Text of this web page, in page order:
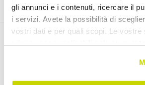
gli annunci e i contenuti, ricercare il
i servizi. Avete la possibilità di
vostri dati e per quali scopi. Le vostre
modificare o revocare il proprio
momento dalla Dichiarazione sui
Email
Subscribe to our